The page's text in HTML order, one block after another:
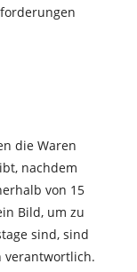
die Waren
nachdem
von 15
Bild, um zu
sind, sind
verantwortlich.